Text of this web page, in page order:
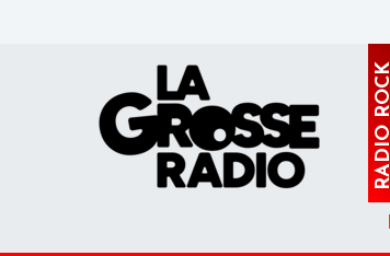
RADIO
ROCK